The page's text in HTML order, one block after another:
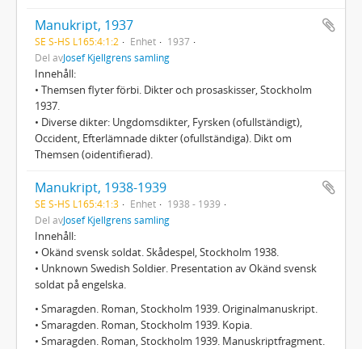
Manukript, 1937
SE S-HS L165:4:1:2 Enhet
1937
Del avJosef Kjellgrens samling
Innehåll:
• Themsen flyter förbi. Dikter och prosaskisser, Stockholm
1937.
• Diverse dikter: Ungdomsdikter, Fyrsken (ofullständigt),
Occident, Efterlämnade dikter (ofullständiga). Dikt om
Themsen (oidentifierad).
Manukript, 1938-1939
SE S-HS L165:4:1:3 Enhet
1938 - 1939
Del avJosef Kjellgrens samling
Innehåll:
• Okänd svensk soldat. Skådespel, Stockholm 1938.
• Unknown Swedish Soldier. Presentation av Okänd svensk
soldat på engelska.
• Smaragden. Roman, Stockholm 1939. Originalmanuskript.
• Smaragden. Roman, Stockholm 1939. Kopia.
• Smaragden. Roman, Stockholm 1939. Manuskriptfragment.